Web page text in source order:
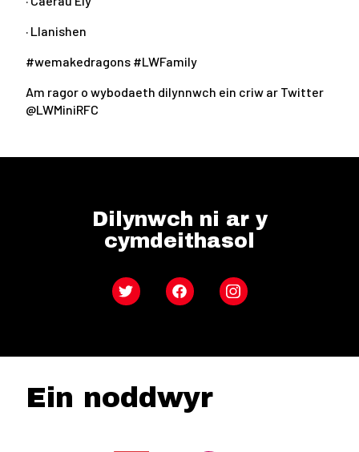
· Llanishen
#wemakedragons #LWFamily
Am ragor o wybodaeth dilynnwch ein criw ar Twitter
@LWMiniRFC
Dilynwch ni ar y
cymdeithasol
Twitter FacebookInstagram
Ein noddwyr